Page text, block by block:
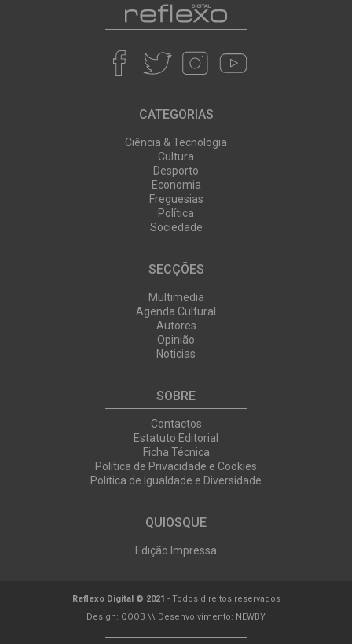
CATEGORIAS
Ciência & Tecnologia
Cultura
Desporto
Economia
Freguesias
Política
Sociedade
SECÇÕES
Multimedia
Agenda Cultural
Autores
Opinião
Noticias
SOBRE
Contactos
Estatuto Editorial
Ficha Técnica
Política de Privacidade e Cookies
Política de Igualdade e Diversidade
QUIOSQUE
Edição Impressa
Reflexo Digital © 2021 - Todos direitos reservados
Design: QOOB \\ Desenvolvimento: NEWBY